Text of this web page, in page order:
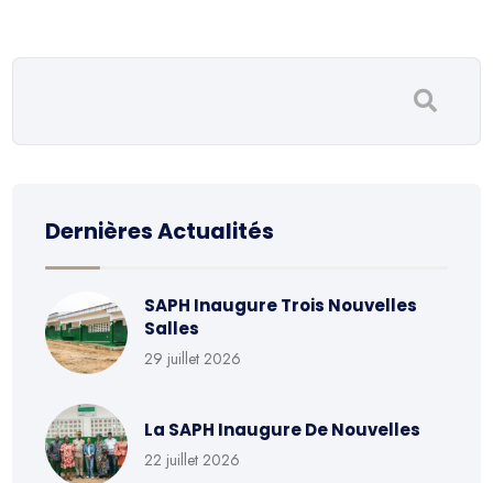
Dernières Actualités
SAPH Inaugure Trois Nouvelles
Salles
29 juillet 2026
La SAPH Inaugure De Nouvelles
22 juillet 2026